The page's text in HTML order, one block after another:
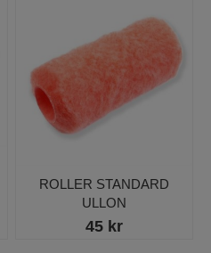
ROLLER STANDARD
ULLON
45 kr